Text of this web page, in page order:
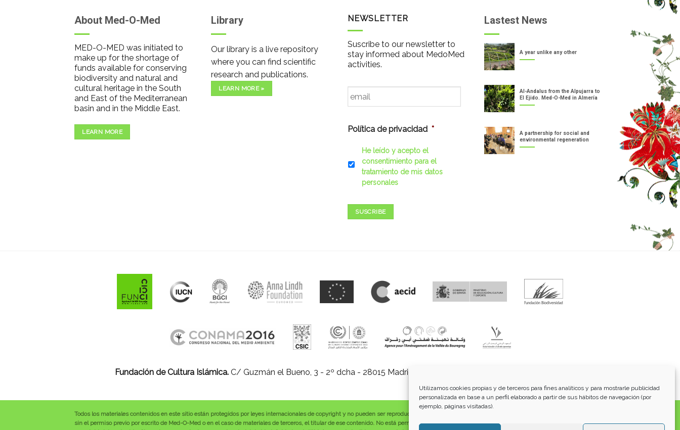
Utilizamos cookies propias y de terceros para fines analíticos y para mostrarle publicidad
personalizada en base a un perfil elaborado a partir de sus hábitos de navegación (por
ejemplo, páginas visitadas).
About Med-O-Med
MED-O-MED was initiated to
make up for the shortage of
funds available for conserving
biodiversity and natural and
cultural heritage in the South
and East of the Mediterranean
basin and in the Middle East.
LEARN MORE
Library
Our library is a live repository
where you can find scientific
research and publications.
LEARN MORE »
NEWSLETTER
Suscribe to our newsletter to
stay informed about MedoMed
activities.
Email *
Política de privacidad *
He leído y acepto el
consentimiento para el
tratamiento de mis datos
personales
SUSCRIBE
Lastest News
A year unlike any other
Al-Andalus from the Alpujarra to
El Ejido. Med-O-Med in Almería
A partnership for social and
environmental regeneration
Fundación de Cultura Islámica.C/ Guzmán el Bueno, 3 - 2º dcha - 28015 Madrid |
Todos los materiales contenidos en este sitio están protegidos por leyes internacionales de copyright y no pueden ser reproducidos, distribuidos, transmitidos, exhibidos, publicados o retransmitidos
sin el permiso previo por escrito de Med-O-Med o en el caso de materiales de terceros, el titular de ese contenido. No está permitido borrar o alterar ninguna marca, derecho de autor u otro aviso de